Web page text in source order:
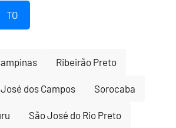
TO
Ribeirão Preto
dos Campos Sorocaba
São José do Rio Preto